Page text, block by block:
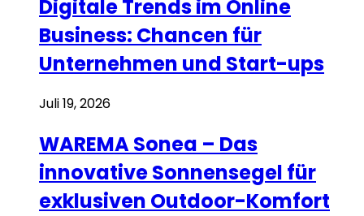
Digitale Trends im Online
Business: Chancen für
Unternehmen und Start-ups
Juli 19, 2026
WAREMA Sonea – Das
innovative Sonnensegel für
exklusiven Outdoor-Komfort